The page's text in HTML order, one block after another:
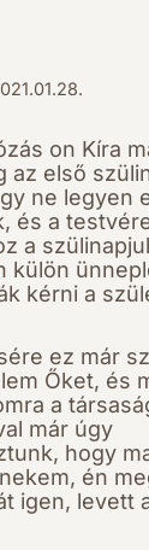
on Kíra
az első
ne legyen
és a
a
külön
kérni a
ez már
Őket, és
a
már úgy
hogy
én
igen, levett